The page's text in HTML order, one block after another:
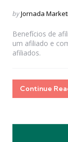
Posted
byJornada
Benefícios de
um afiliado e
afiliados.
Continue